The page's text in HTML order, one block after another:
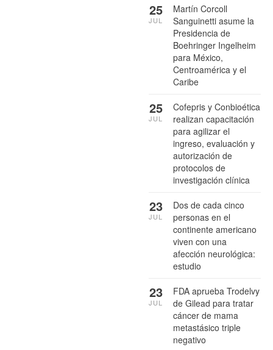
Martín Corcoll
Sanguinetti asume la
Presidencia de
Boehringer Ingelheim
para México,
Centroamérica y el
Caribe
25
JUL
Cofepris y Conbioética
realizan capacitación
para agilizar el
ingreso, evaluación y
autorización de
protocolos de
investigación clínica
25
JUL
Dos de cada cinco
personas en el
continente americano
viven con una
afección neurológica:
estudio
23
JUL
FDA aprueba Trodelvy
de Gilead para tratar
cáncer de mama
metastásico triple
negativo
23
JUL